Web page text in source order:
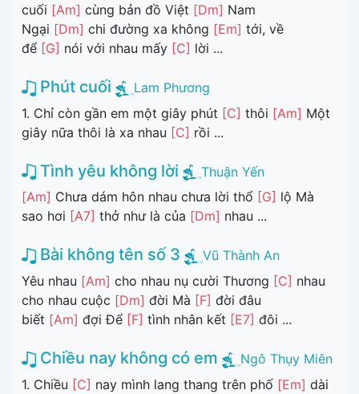
cuối [Am] cùng bản đồ Việt [Dm] Nam
Ngại [Dm] chi đường xa không [Em] tới, về
để [G] nói với nhau mấy [C] lời ...
Phút cuối
Lam Phương
1. Chỉ còn gần em một giây phút [C] thôi [Am] Một
giây nữa thôi là xa nhau [C] rồi ...
Tình yêu không lời
Thuận Yến
[Am] Chưa dám hôn nhau chưa lời thổ [G] lộ Mà
sao hơi [A7] thở như là của [Dm] nhau ...
Bài không tên số 3
Vũ Thành An
Yêu nhau [Am] cho nhau nụ cười Thương [C] nhau
cho nhau cuộc [Dm] đời Mà [F] đời đâu
biết [Am] đợi Để [F] tình nhân kết [E7] đôi ...
Chiều nay không có em
Ngô Thụy Miên
1. Chiều [C] nay mình lang thang trên phố [Em] dài